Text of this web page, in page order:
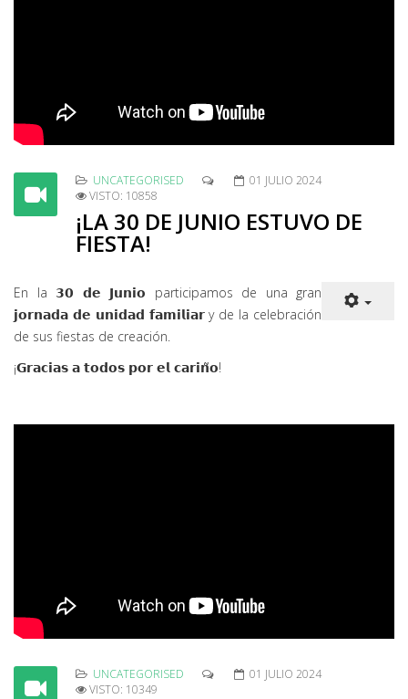
UNCATEGORISED
01 JULIO 2024
VISTO: 10858
¡LA 30 DE JUNIO ESTUVO DE
FIESTA!
En la 𝟯𝟬 𝗱𝗲 𝗝𝘂𝗻𝗶𝗼 participamos de una gran
𝗷𝗼𝗿𝗻𝗮𝗱𝗮 𝗱𝗲 𝘂𝗻𝗶𝗱𝗮𝗱 𝗳𝗮𝗺𝗶𝗹𝗶𝗮𝗿 y de la celebración
de sus fiestas de creación.
¡𝗚𝗿𝗮𝗰𝗶𝗮𝘀 𝗮 𝘁𝗼𝗱𝗼𝘀 𝗽𝗼𝗿 𝗲𝗹 𝗰𝗮𝗿𝗶𝗻̃𝗼!
UNCATEGORISED
01 JULIO 2024
VISTO: 10349